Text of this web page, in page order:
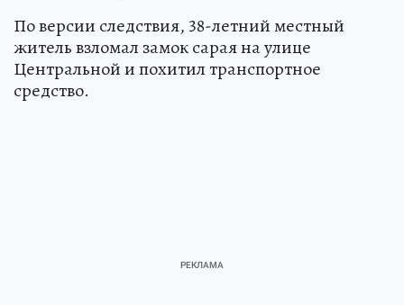
По версии следствия, 38-летний местный
житель взломал замок сарая на улице
Центральной и похитил транспортное
средство.